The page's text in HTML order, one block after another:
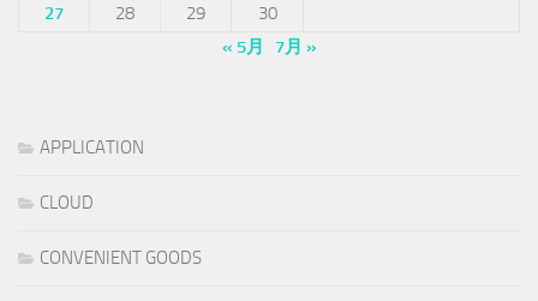
27
28 29
30
« 5月
7月 »
APPLICATION
CLOUD
CONVENIENT GOODS